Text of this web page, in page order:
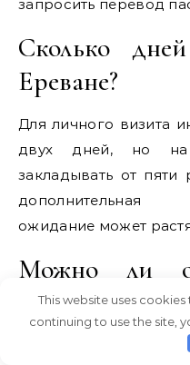
запросить перевод
Сколько
Ереване?
Для личного визита
двух дней, но
закладывать от пяти
дополнительная
ожидание может
Можно ли
рублях?
Некоторые
This website uses
continuing to use the site,